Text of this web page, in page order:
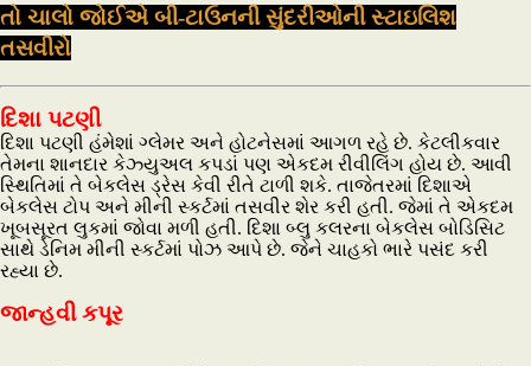
તો ચાલો જોઈએ બી-ટાઉનની સુંદરીઓની સ્ટાઇલિશ
તસવીરો
દિશા પટણી
દિશા પટણી હંમેશાં ગ્લેમર અને હોટનેસમાં આગળ રહે છે. કેટલીકવાર
તેમના શાનદાર કેઝ્યુઅલ કપડાં પણ એકદમ રીવીલિંગ હોય છે. આવી
સ્થિતિમાં તે બેકલેસ ડ્રેસ કેવી રીતે ટાળી શકે. તાજેતરમાં દિશાએ
બેકલેસ ટોપ અને મીની સ્કર્ટમાં તસવીર શેર કરી હતી. જેમાં તે એકદમ
ખૂબસૂરત લુકમાં જોવા મળી હતી. દિશા બ્લુ કલરના બેકલેસ બોડિસિટ
સાથે ડેનિમ મીની સ્કર્ટમાં પોઝ આપે છે. જેને ચાહકો ભારે પસંદ કરી
રહ્યા છે.
જાન્હવી કપૂર